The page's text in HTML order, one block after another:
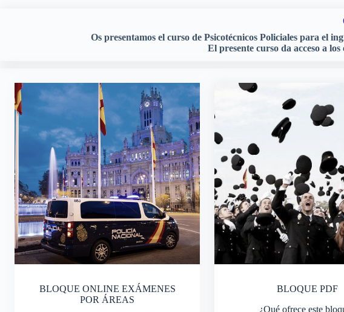
Os presentamos el curso de Psicotécnicos Policiales para el
El presente curso da acceso a
BLOQUE ONLINE EXÁMENES
POR ÁREAS
BLOQUE PDF
¿Qué ofrece este